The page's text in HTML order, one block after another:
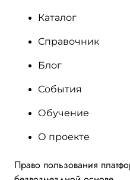
Каталог
Справочник
Блог
События
Обучение
О проекте
Право пользования